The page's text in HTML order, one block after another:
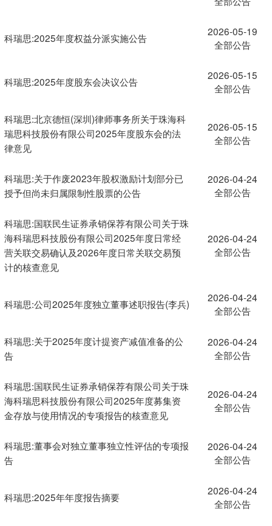
科瑞思:2025年度权益分派实施公告
2026-05-19
全部公告
科瑞思:2025年度股东会决议公告
2026-05-15
全部公告
科瑞思:北京德恒(深圳)律师事务所关于珠海科
瑞思科技股份有限公司2025年度股东会的法
律意见
2026-05-15
全部公告
科瑞思:关于作废2023年股权激励计划部分已
授予但尚未归属限制性股票的公告
2026-04-24
全部公告
科瑞思:国联民生证券承销保荐有限公司关于珠
海科瑞思科技股份有限公司2025年度日常经
营关联交易确认及2026年度日常关联交易预
计的核查意见
2026-04-24
全部公告
科瑞思:公司2025年度独立董事述职报告(李兵)
2026-04-24
全部公告
科瑞思:关于2025年度计提资产减值准备的公
告
2026-04-24
全部公告
科瑞思:国联民生证券承销保荐有限公司关于珠
海科瑞思科技股份有限公司2025年度募集资
金存放与使用情况的专项报告的核查意见
2026-04-24
全部公告
科瑞思:董事会对独立董事独立性评估的专项报
告
2026-04-24
全部公告
科瑞思:2025年年度报告摘要
2026-04-24
全部公告